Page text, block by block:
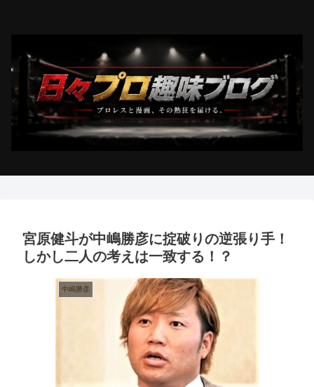
宮原健斗が中嶋勝彦に掟破りの逆張り手！
しかし二人の考えは一致する！？
中嶋勝彦